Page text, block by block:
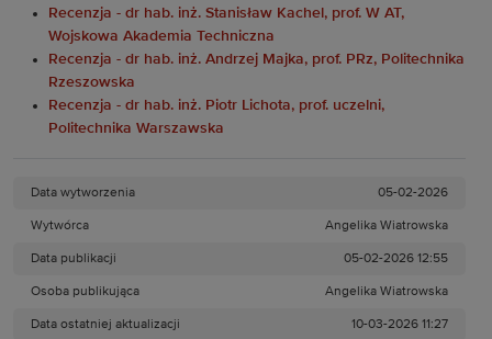
Recenzja - dr hab. inż. Stanisław Kachel, prof. W AT,
Wojskowa Akademia Techniczna
Recenzja - dr hab. inż. Andrzej Majka, prof. PRz, Politechnika
Rzeszowska
Recenzja - dr hab. inż. Piotr Lichota, prof. uczelni,
Politechnika Warszawska
Data wytworzenia 05-02-2026
Wytwórca Angelika Wiatrowska
Data publikacji 05-02-2026 12:55
Osoba publikująca Angelika Wiatrowska
Data ostatniej aktualizacji 10-03-2026 11:27